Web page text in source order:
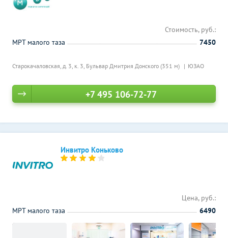
Старокачаловская, д. 3, к. 3, Бульвар Дмитрия Донского (351 м) ЮЗАО
Стоимость, руб.:
МРТ малого таза
7450
+7 495 106-72-77
Инвитро Коньково
Цена, руб.:
МРТ малого таза
6490